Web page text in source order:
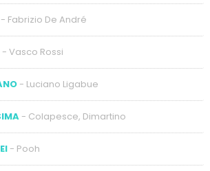
Fabrizio De André
- Vasco Rossi
- Luciano Ligabue
- Colapesce, Dimartino
- Pooh